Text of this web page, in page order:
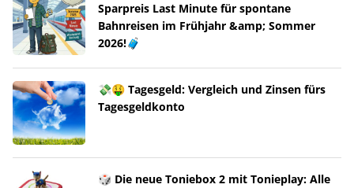
Sparpreis Last Minute für spontane
Bahnreisen im Frühjahr &amp; Sommer
2026!🧳
💸🤑 Tagesgeld: Vergleich und Zinsen fürs
Tagesgeldkonto
🎲 Die neue Toniebox 2 mit Tonieplay: Alle